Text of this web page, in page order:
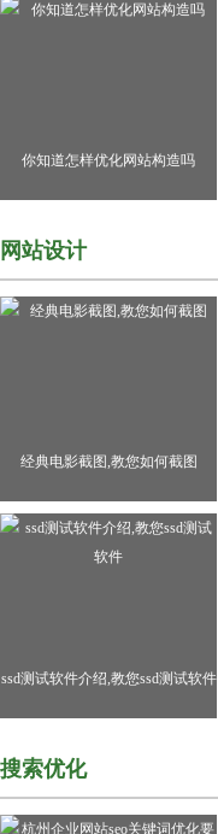
你知道怎样优化网站构造吗
网站设计
经典电影截图,教您如何截图
ssd测试软件介绍,教您ssd测试软件
搜索优化